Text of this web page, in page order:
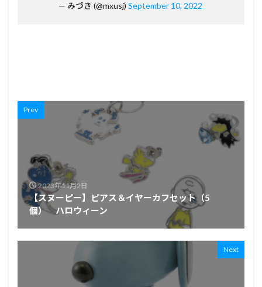
— みづき (@mxusj) September 10, 2022
Prev
2023年11月2日
【スヌーピー】ピアス＆イヤーカフセット（5
個） ハロウィーン
Next